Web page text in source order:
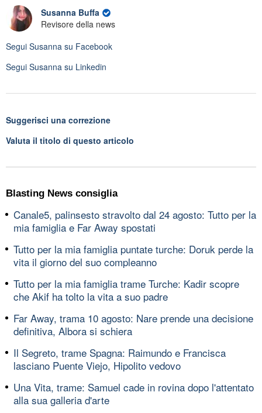
Susanna Buffa
Revisore della news
Segui Susanna su Facebook
Segui Susanna su Linkedin
Suggerisci una correzione
Valuta il titolo di questo articolo
Blasting News consiglia
Canale5, palinsesto stravolto dal 24 agosto: Tutto per la
mia famiglia e Far Away spostati
Tutto per la mia famiglia puntate turche: Doruk perde la
vita il giorno del suo compleanno
Tutto per la mia famiglia trame Turche: Kadir scopre
che Akif ha tolto la vita a suo padre
Far Away, trama 10 agosto: Nare prende una decisione
definitiva, Albora si schiera
Il Segreto, trame Spagna: Raimundo e Francisca
lasciano Puente Viejo, Hipolito vedovo
Una Vita, trame: Samuel cade in rovina dopo l'attentato
alla sua galleria d'arte